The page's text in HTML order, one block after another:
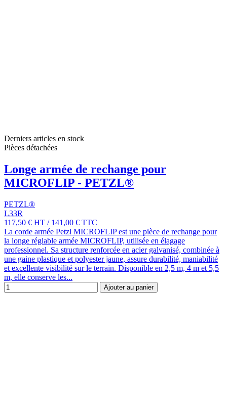
Derniers articles en stock
Pièces détachées
Longe armée de rechange pour
MICROFLIP - PETZL®
PETZL®
L33R
117,50 € HT / 141,00 € TTC
La corde armée Petzl MICROFLIP est une pièce de rechange pour
la longe réglable armée MICROFLIP, utilisée en élagage
professionnel. Sa structure renforcée en acier galvanisé, combinée à
une gaine plastique et polyester jaune, assure durabilité, maniabilité
et excellente visibilité sur le terrain. Disponible en 2,5 m, 4 m et 5,5
m, elle conserve les...
Ajouter au panier